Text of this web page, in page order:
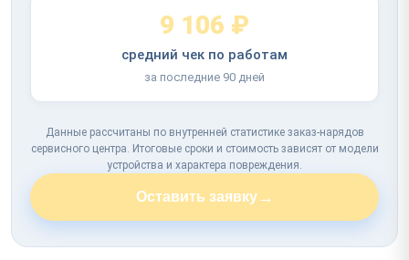
9 106 ₽
средний чек по работам
за последние 90 дней
Данные рассчитаны по внутренней статистике заказ-нарядов
сервисного центра. Итоговые сроки и стоимость зависят от модели
устройства и характера повреждения.
Оставить заявку→